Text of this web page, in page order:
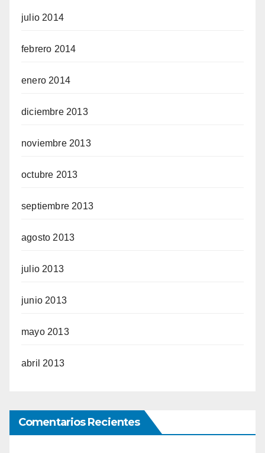
julio 2014
febrero 2014
enero 2014
diciembre 2013
noviembre 2013
octubre 2013
septiembre 2013
agosto 2013
julio 2013
junio 2013
mayo 2013
abril 2013
Comentarios Recientes